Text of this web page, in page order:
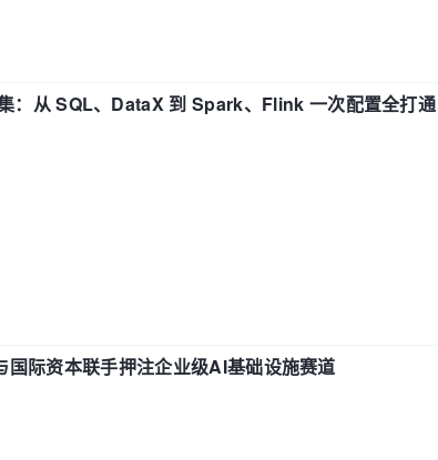
从 SQL、DataX 到 Spark、Flink 一次配置全打通
际资本联手押注企业级AI基础设施赛道